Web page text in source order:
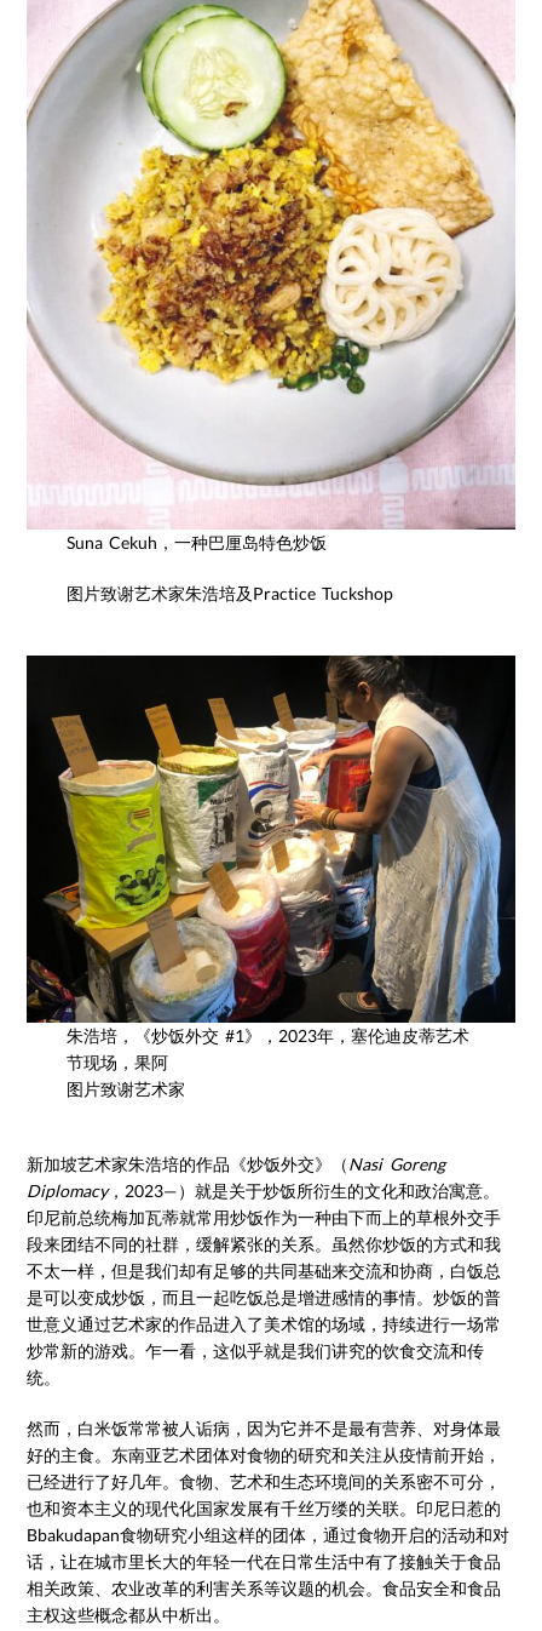
Suna Cekuh，一种巴厘岛特色炒饭
图片致谢艺术家朱浩培及Practice Tuckshop
朱浩培，《炒饭外交 #1》，2023年，塞伦迪皮蒂艺术
节现场，果阿
图片致谢艺术家
新加坡艺术家朱浩培的作品《炒饭外交》（Nasi Goreng
Diplomacy，2023—）就是关于炒饭所衍生的文化和政治寓意。
印尼前总统梅加瓦蒂就常用炒饭作为一种由下而上的草根外交手
段来团结不同的社群，缓解紧张的关系。虽然你炒饭的方式和我
不太一样，但是我们却有足够的共同基础来交流和协商，白饭总
是可以变成炒饭，而且一起吃饭总是增进感情的事情。炒饭的普
世意义通过艺术家的作品进入了美术馆的场域，持续进行一场常
炒常新的游戏。乍一看，这似乎就是我们讲究的饮食交流和传
统。
然而，白米饭常常被人诟病，因为它并不是最有营养、对身体最
好的主食。东南亚艺术团体对食物的研究和关注从疫情前开始，
已经进行了好几年。食物、艺术和生态环境间的关系密不可分，
也和资本主义的现代化国家发展有千丝万缕的关联。印尼日惹的
Bbakudapan食物研究小组这样的团体，通过食物开启的活动和对
话，让在城市里长大的年轻一代在日常生活中有了接触关于食品
相关政策、农业改革的利害关系等议题的机会。食品安全和食品
主权这些概念都从中析出。